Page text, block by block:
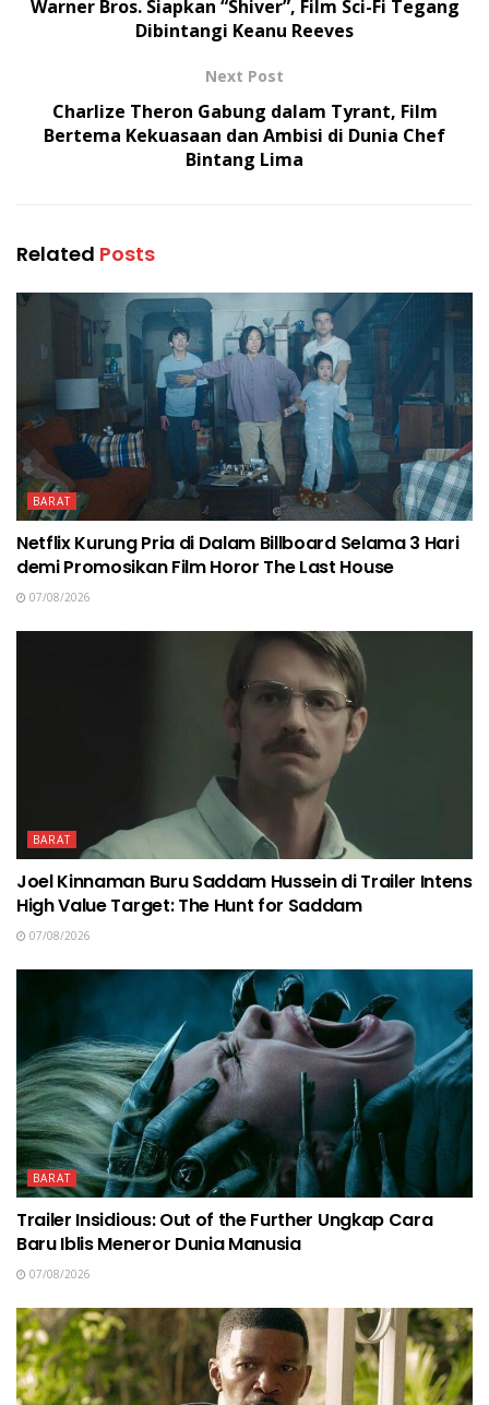
Warner Bros. Siapkan “Shiver”, Film Sci-Fi Tegang
Dibintangi Keanu Reeves
Next Post
Charlize Theron Gabung dalam Tyrant, Film
Bertema Kekuasaan dan Ambisi di Dunia Chef
Bintang Lima
Related Posts
BARAT
Netflix Kurung Pria di Dalam Billboard Selama 3 Hari
demi Promosikan Film Horor The Last House
07/08/2026
BARAT
Joel Kinnaman Buru Saddam Hussein di Trailer Intens
High Value Target: The Hunt for Saddam
07/08/2026
BARAT
Trailer Insidious: Out of the Further Ungkap Cara
Baru Iblis Meneror Dunia Manusia
07/08/2026